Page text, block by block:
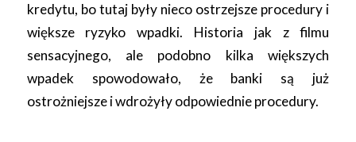
kredytu, bo tutaj były nieco ostrzejsze procedury i
większe ryzyko wpadki. Historia jak z filmu
sensacyjnego, ale podobno kilka większych
wpadek spowodowało, że banki są już
ostrożniejsze i wdrożyły odpowiednie procedury.